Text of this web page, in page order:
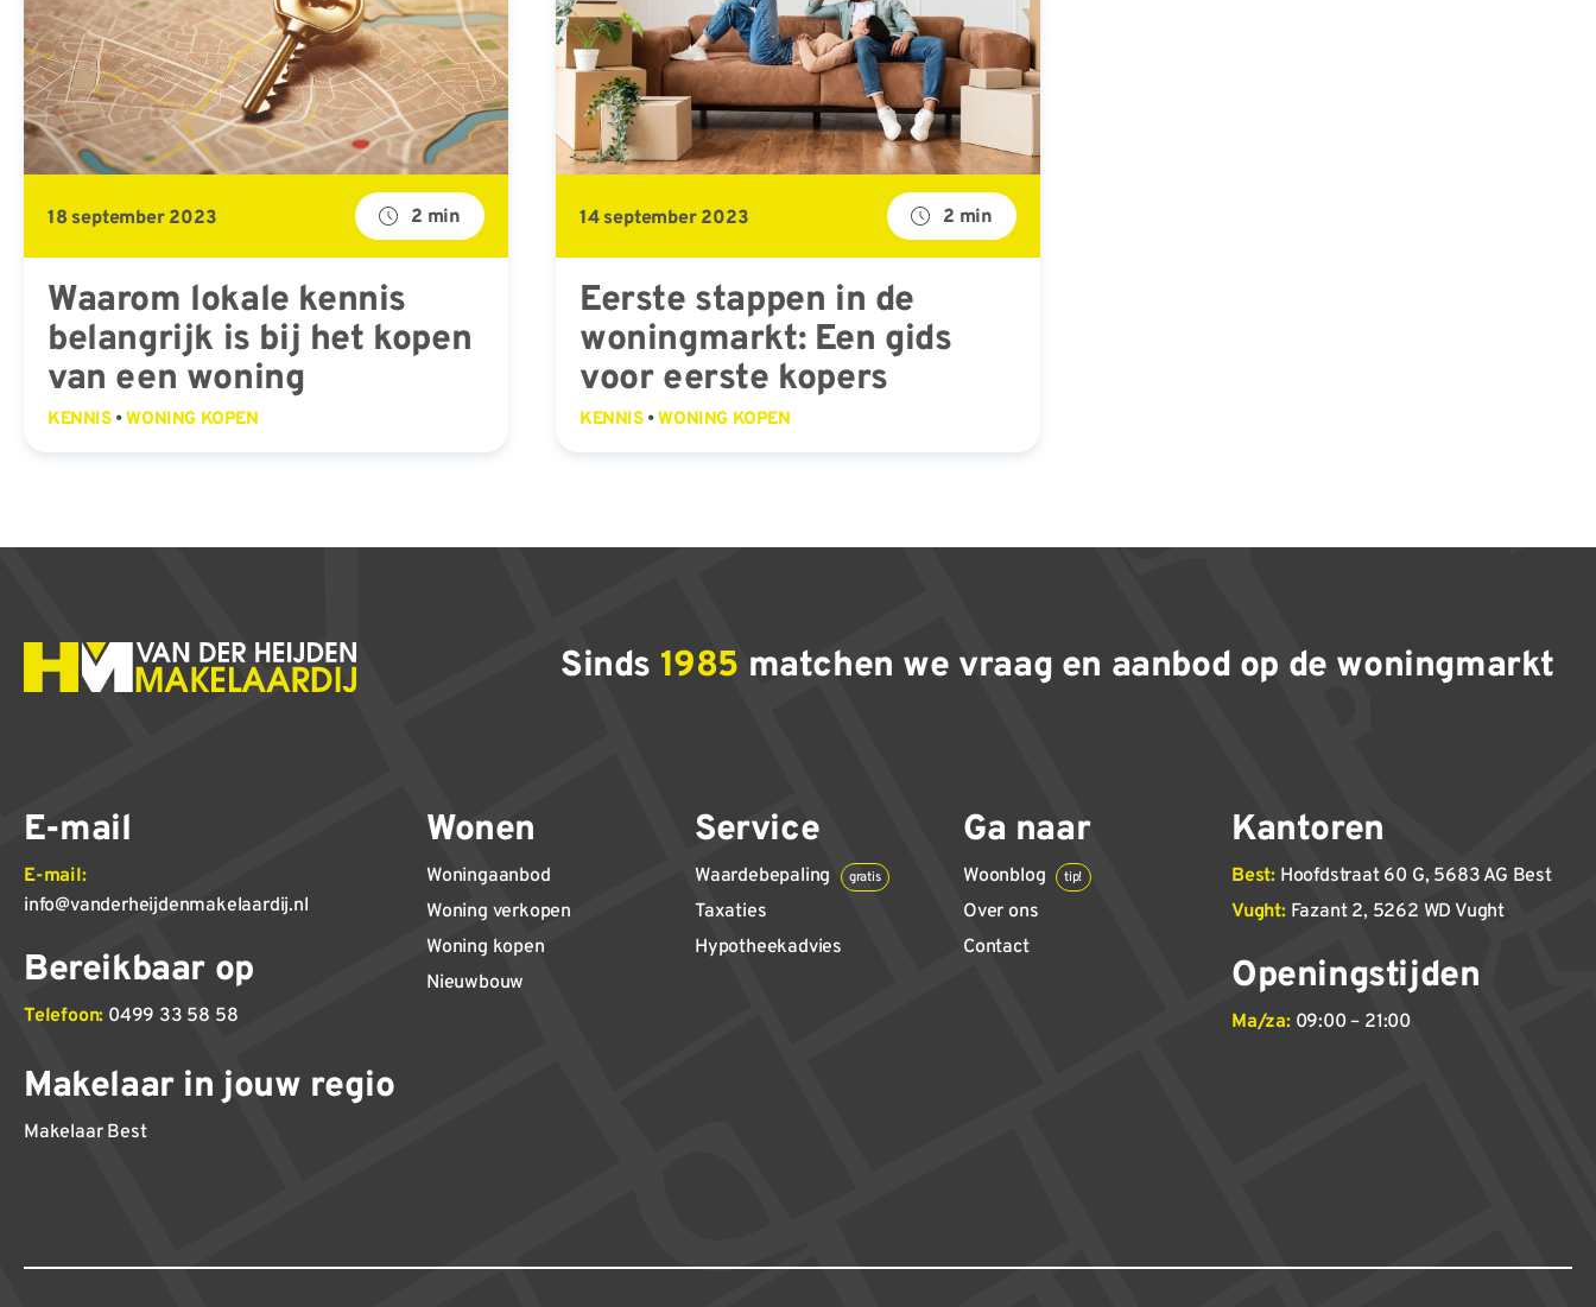
18 september 2023 2 min
Waarom lokale kennis
belangrijk is bij het kopen
van een woning
KENNIS•WONING KOPEN
14 september 2023 2 min
Eerste stappen in de
woningmarkt: Een gids
voor eerste kopers
KENNIS•WONING KOPEN
Sinds 1985 matchen we vraag en aanbod op de woningmarkt
E-mail
E-mail:
info@vanderheijdenmakelaardij.nl
Bereikbaar op
Telefoon: 0499 33 58 58
Wonen
Woningaanbod
Woning verkopen
Woning kopen
Nieuwbouw
Service
Waardebepaling gratis
Taxaties
Hypotheekadvies
Ga naar
Woonblog tip!
Over ons
Contact
Kantoren
Best: Hoofdstraat 60 G, 5683 AG Best
Vught:Fazant 2, 5262 WD Vught
Openingstijden
Ma/za:09:00 – 21:00
Makelaar in jouw regio
Makelaar Best